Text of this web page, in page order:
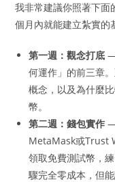
我非常建議你照著下面
個月內就能建立紮實的
第一週：觀念打底 —
何運作」的前三章
概念，以及為什麼
幣。
第二週：錢包實作 —
MetaMask或Trust
領取免費測試幣，
驟完全零成本，但